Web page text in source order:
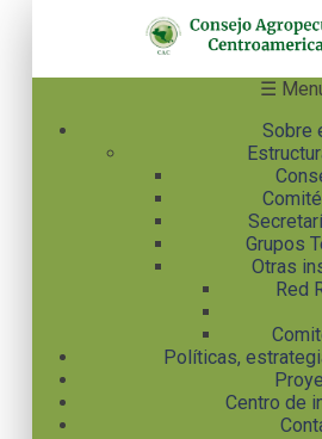
Pasar al contenido principal
☰
Sobre
Grupos
Otras
Red
Políticas,
Centro de